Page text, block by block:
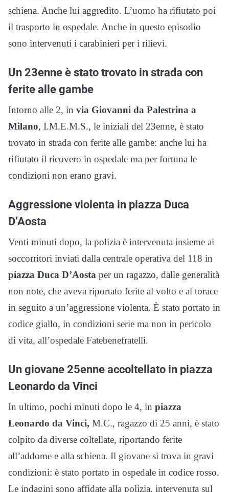
schiena. Anche lui aggredito. L’uomo ha rifiutato poi
il trasporto in ospedale. Anche in questo episodio
sono intervenuti i carabinieri per i rilievi.
Un 23enne è stato trovato in strada con
ferite alle gambe
Intorno alle 2, in via Giovanni da Palestrina a
Milano, I.M.E.M.S., le iniziali del 23enne, è stato
trovato in strada con ferite alle gambe: anche lui ha
rifiutato il ricovero in ospedale ma per fortuna le
condizioni non erano gravi.
Aggressione violenta in piazza Duca
D’Aosta
Venti minuti dopo, la polizia è intervenuta insieme ai
soccorritori inviati dalla centrale operativa del 118 in
piazza Duca D’Aosta per un ragazzo, dalle generalità
non note, che aveva riportato ferite al volto e al torace
in seguito a un’aggressione violenta. È stato portato in
codice giallo, in condizioni serie ma non in pericolo
di vita, all’ospedale Fatebenefratelli.
Un giovane 25enne accoltellato in piazza
Leonardo da Vinci
In ultimo, pochi minuti dopo le 4, in piazza
Leonardo da Vinci, M.C., ragazzo di 25 anni, è stato
colpito da diverse coltellate, riportando ferite
all’addome e alla schiena. Il giovane si trova in gravi
condizioni: è stato portato in ospedale in codice rosso.
Le indagini sono affidate alla polizia, intervenuta sul